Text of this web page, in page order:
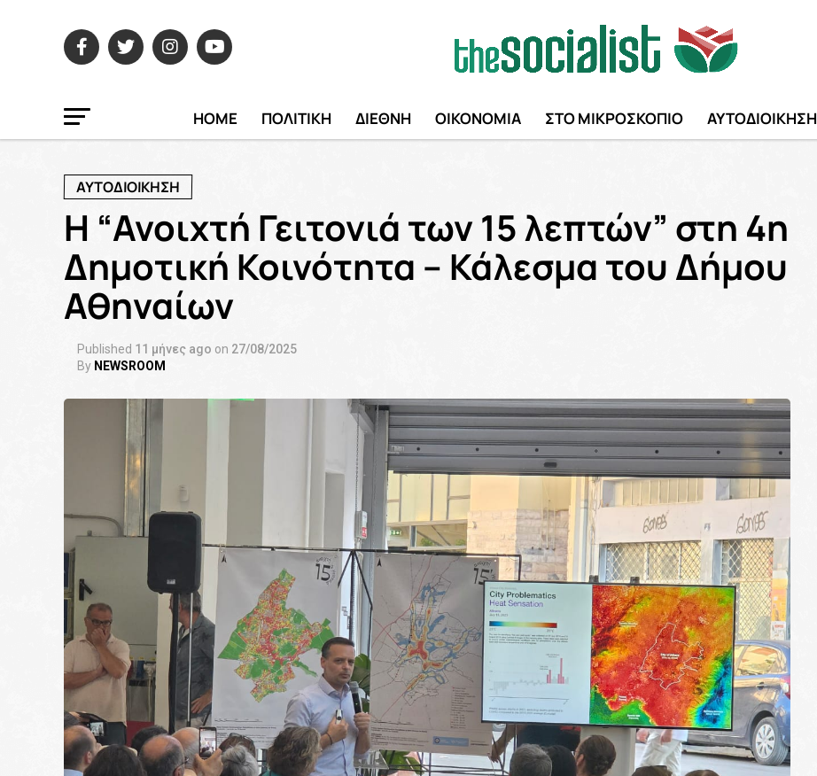
HOME ΠΟΛΙΤΙΚΗ ΔΙΕΘΝΗ ΟΙΚΟΝΟΜΙΑ ΣΤΟ ΜΙΚΡΟΣΚΟΠΙΟ ΑΥΤΟΔΙΟΙΚΗΣΗ
ΑΥΤΟΔΙΟΙΚΗΣΗ
Η “Ανοιχτή Γειτονιά των 15 λεπτών” στη 4η
Δημοτική Κοινότητα – Κάλεσμα του Δήμου
Αθηναίων
Published 11 μήνες ago on 27/08/2025
By NEWSROOM